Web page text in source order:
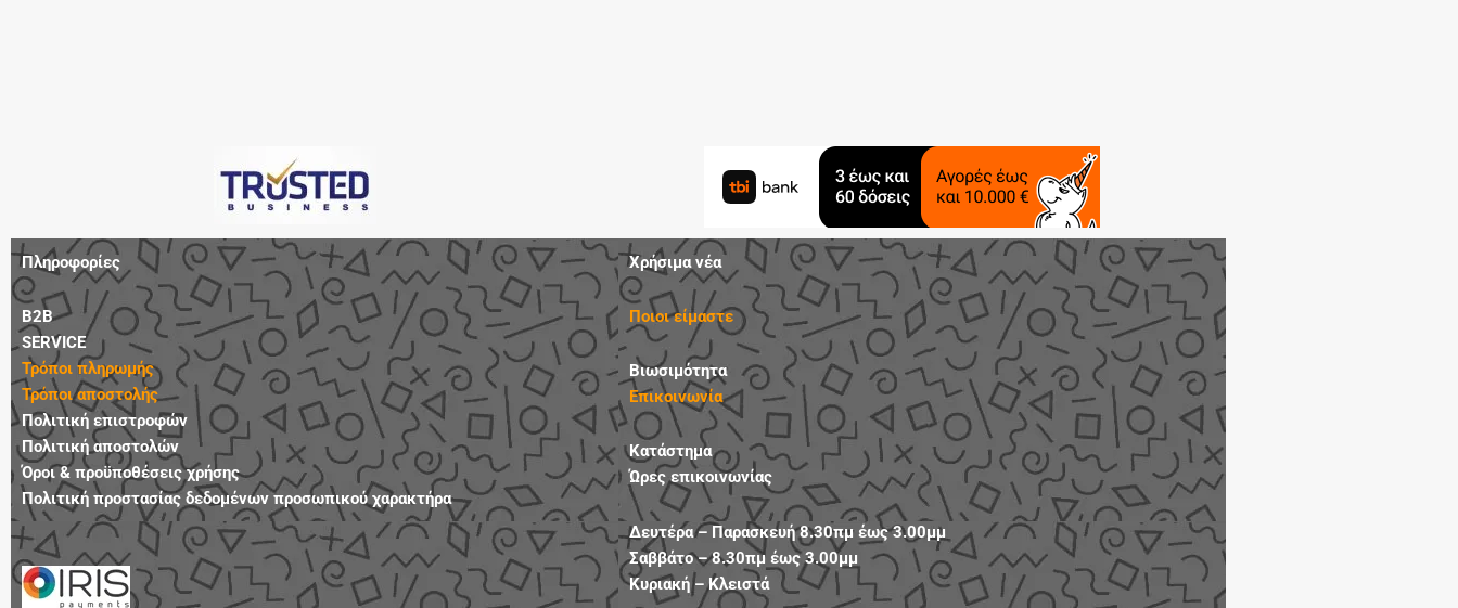
Πληροφορίες
B2B
SERVICE
Τρόποι πληρωμής
Τρόποι αποστολής
Πολιτική επιστροφών
Πολιτική αποστολών
Όροι & προϋποθέσεις χρήσης
Πολιτική προστασίας δεδομένων προσωπικού χαρακτήρα
Χρήσιμα νέα
Ποιοι είμαστε
Βιωσιμότητα
Επικοινωνία
Κατάστημα
Ώρες επικοινωνίας
Δευτέρα – Παρασκευή 8.30πμ έως 3.00μμ
Σαββάτο – 8.30πμ έως 3.00μμ
Κυριακή – Κλειστά